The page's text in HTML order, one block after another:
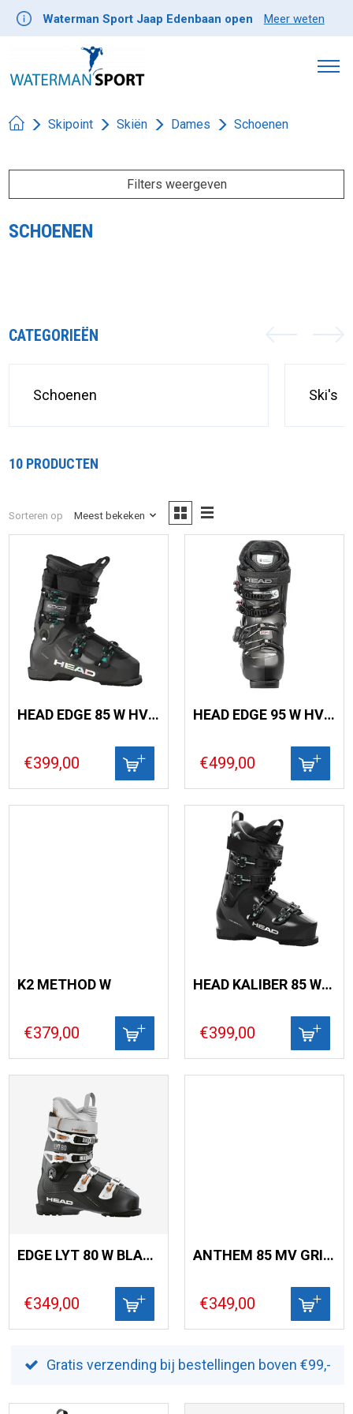
Waterman Sport Jaap Edenbaan open Meer weten
Skipoint Skiën Dames Schoenen
Filters weergeven
SCHOENEN
CATEGORIEËN
Schoenen Ski's
10 PRODUCTEN
Sorteren op Meest bekeken
HEAD EDGE 85 W HV (26)
€399,00
HEAD EDGE 95 W HV BOA (26)
€499,00
K2 METHOD W
€379,00
HEAD KALIBER 85 W MV
€399,00
EDGE LYT 80 W BLACK / COPPER
€349,00
ANTHEM 85 MV GRIPWALK
€349,00
Gratis verzending bij bestellingen boven €99,-